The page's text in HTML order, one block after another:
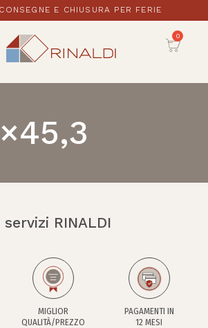
servizi RINALDI
MIGLIOR
QUALITÀ/PREZZO
PAGAMENTI IN
12 MESI
E CHIUSURA PER FERIE